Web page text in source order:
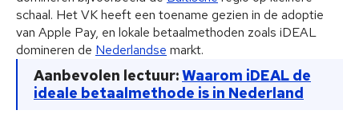
schaal. Het VK heeft een toename gezien in de adoptie
van Apple Pay, en lokale betaalmethoden zoals iDEAL
domineren de Nederlandse markt.
Aanbevolen lectuur:Waarom iDEAL de
ideale betaalmethode is in Nederland